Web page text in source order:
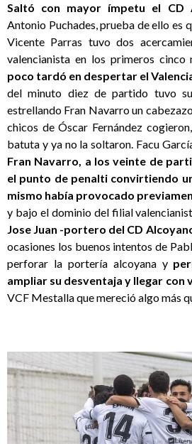
Saltó con mayor ímpetu el CD
Antonio Puchades, prueba de ello es
Vicente Parras tuvo dos
valencianista en los primeros cinco
poco tardó en despertar el
del minuto diez de partido tuvo
estrellando Fran Navarro un
chicos de Óscar Fernández
batuta y ya no la soltaron. Facu
Fran Navarro, a los veinte de
el punto de penalti convirtiendo
mismo había provocado
y bajo el dominio del filial
Jose Juan -portero del CD
ocasiones los buenos intentos de
perforar la portería alcoyana y
ampliar su desventaja y llegar con
VCF Mestalla que mereció algo más